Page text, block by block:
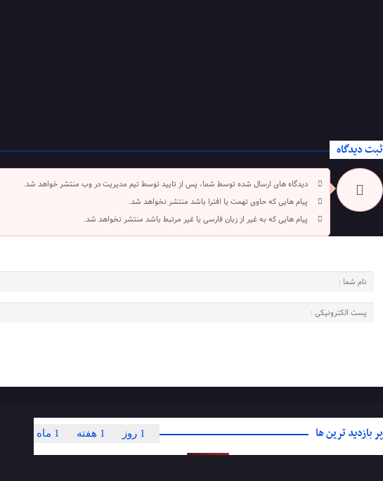
ثبت دیدگاه
دیدگاه های ارسال شده توسط شما، پس از تایید توسط تیم مدیریت در وب منتشر خواهد شد.
پیام هایی که حاوی تهمت یا افترا باشد منتشر نخواهد شد.
پیام هایی که به غیر از زبان فارسی یا غیر مرتبط باشد منتشر نخواهد شد.
پر بازدید ترین ها 1 ماه 1 هفته 1 روز